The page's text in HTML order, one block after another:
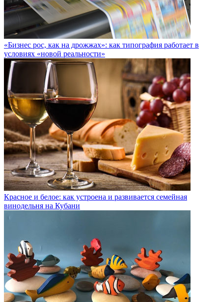
«Бизнес рос, как на дрожжах»: как типография работает в
условиях «новой реальности»
Красное и белое: как устроена и развивается семейная
винодельня на Кубани